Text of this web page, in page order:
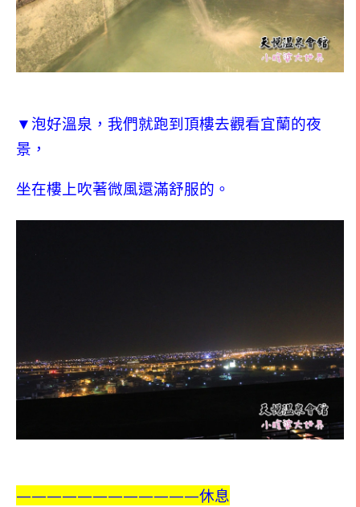
▼泡好溫泉，我們就跑到頂樓去觀看宜蘭的夜
景，
坐在樓上吹著微風還滿舒服的。
————————————休息